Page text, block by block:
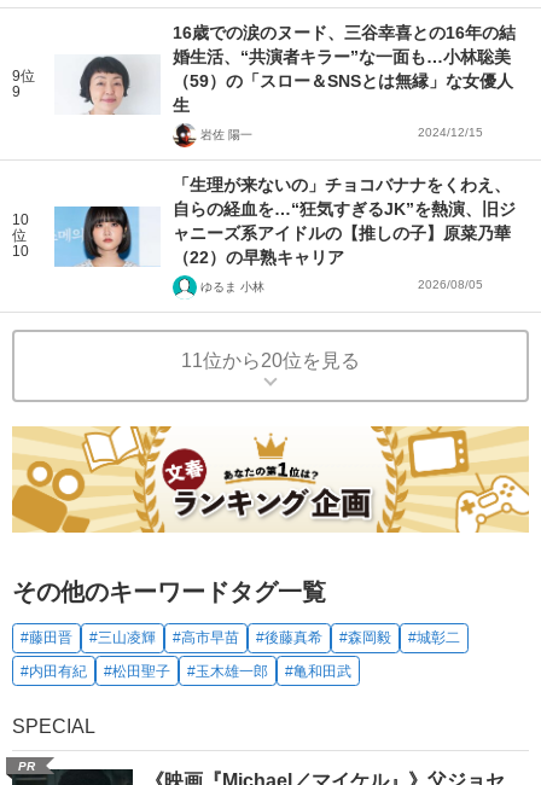
9位
9
16歳での涙のヌード、三谷幸喜との16年の結
婚生活、“共演者キラー”な一面も…小林聡美
（59）の「スロー＆SNSとは無縁」な女優人
生
岩佐 陽一 2024/12/15
10
位
10
「生理が来ないの」チョコバナナをくわえ、
自らの経血を…“狂気すぎるJK”を熱演、旧ジ
ャニーズ系アイドルの【推しの子】原菜乃華
（22）の早熟キャリア
ゆるま 小林 2026/08/05
11位から20位を見る
その他のキーワードタグ一覧
#藤田晋 #三山凌輝 #高市早苗 #後藤真希 #森岡毅
#城彰二
#内田有紀
#松田聖子 #玉木雄一郎 #亀和田武
SPECIAL
PR